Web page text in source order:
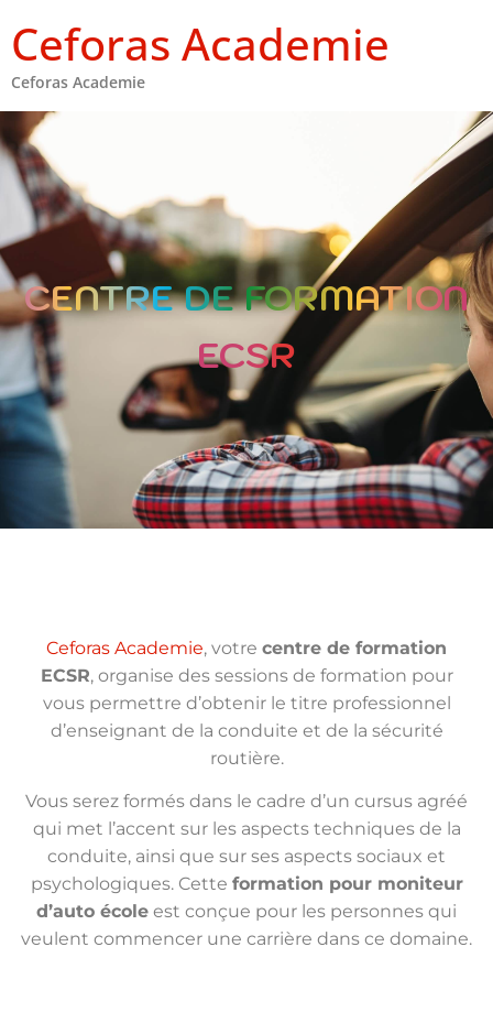
Ceforas Academie
Ceforas Academie
CENTRE DE FORMATION
ECSR
Ceforas Academie, votre centre de formation
ECSR, organise des sessions de formation pour
vous permettre d’obtenir le titre professionnel
d’enseignant de la conduite et de la sécurité
routière.
Vous serez formés dans le cadre d’un cursus agréé
qui met l’accent sur les aspects techniques de la
conduite, ainsi que sur ses aspects sociaux et
psychologiques. Cette formation pour moniteur
d’auto école est conçue pour les personnes qui
veulent commencer une carrière dans ce domaine.